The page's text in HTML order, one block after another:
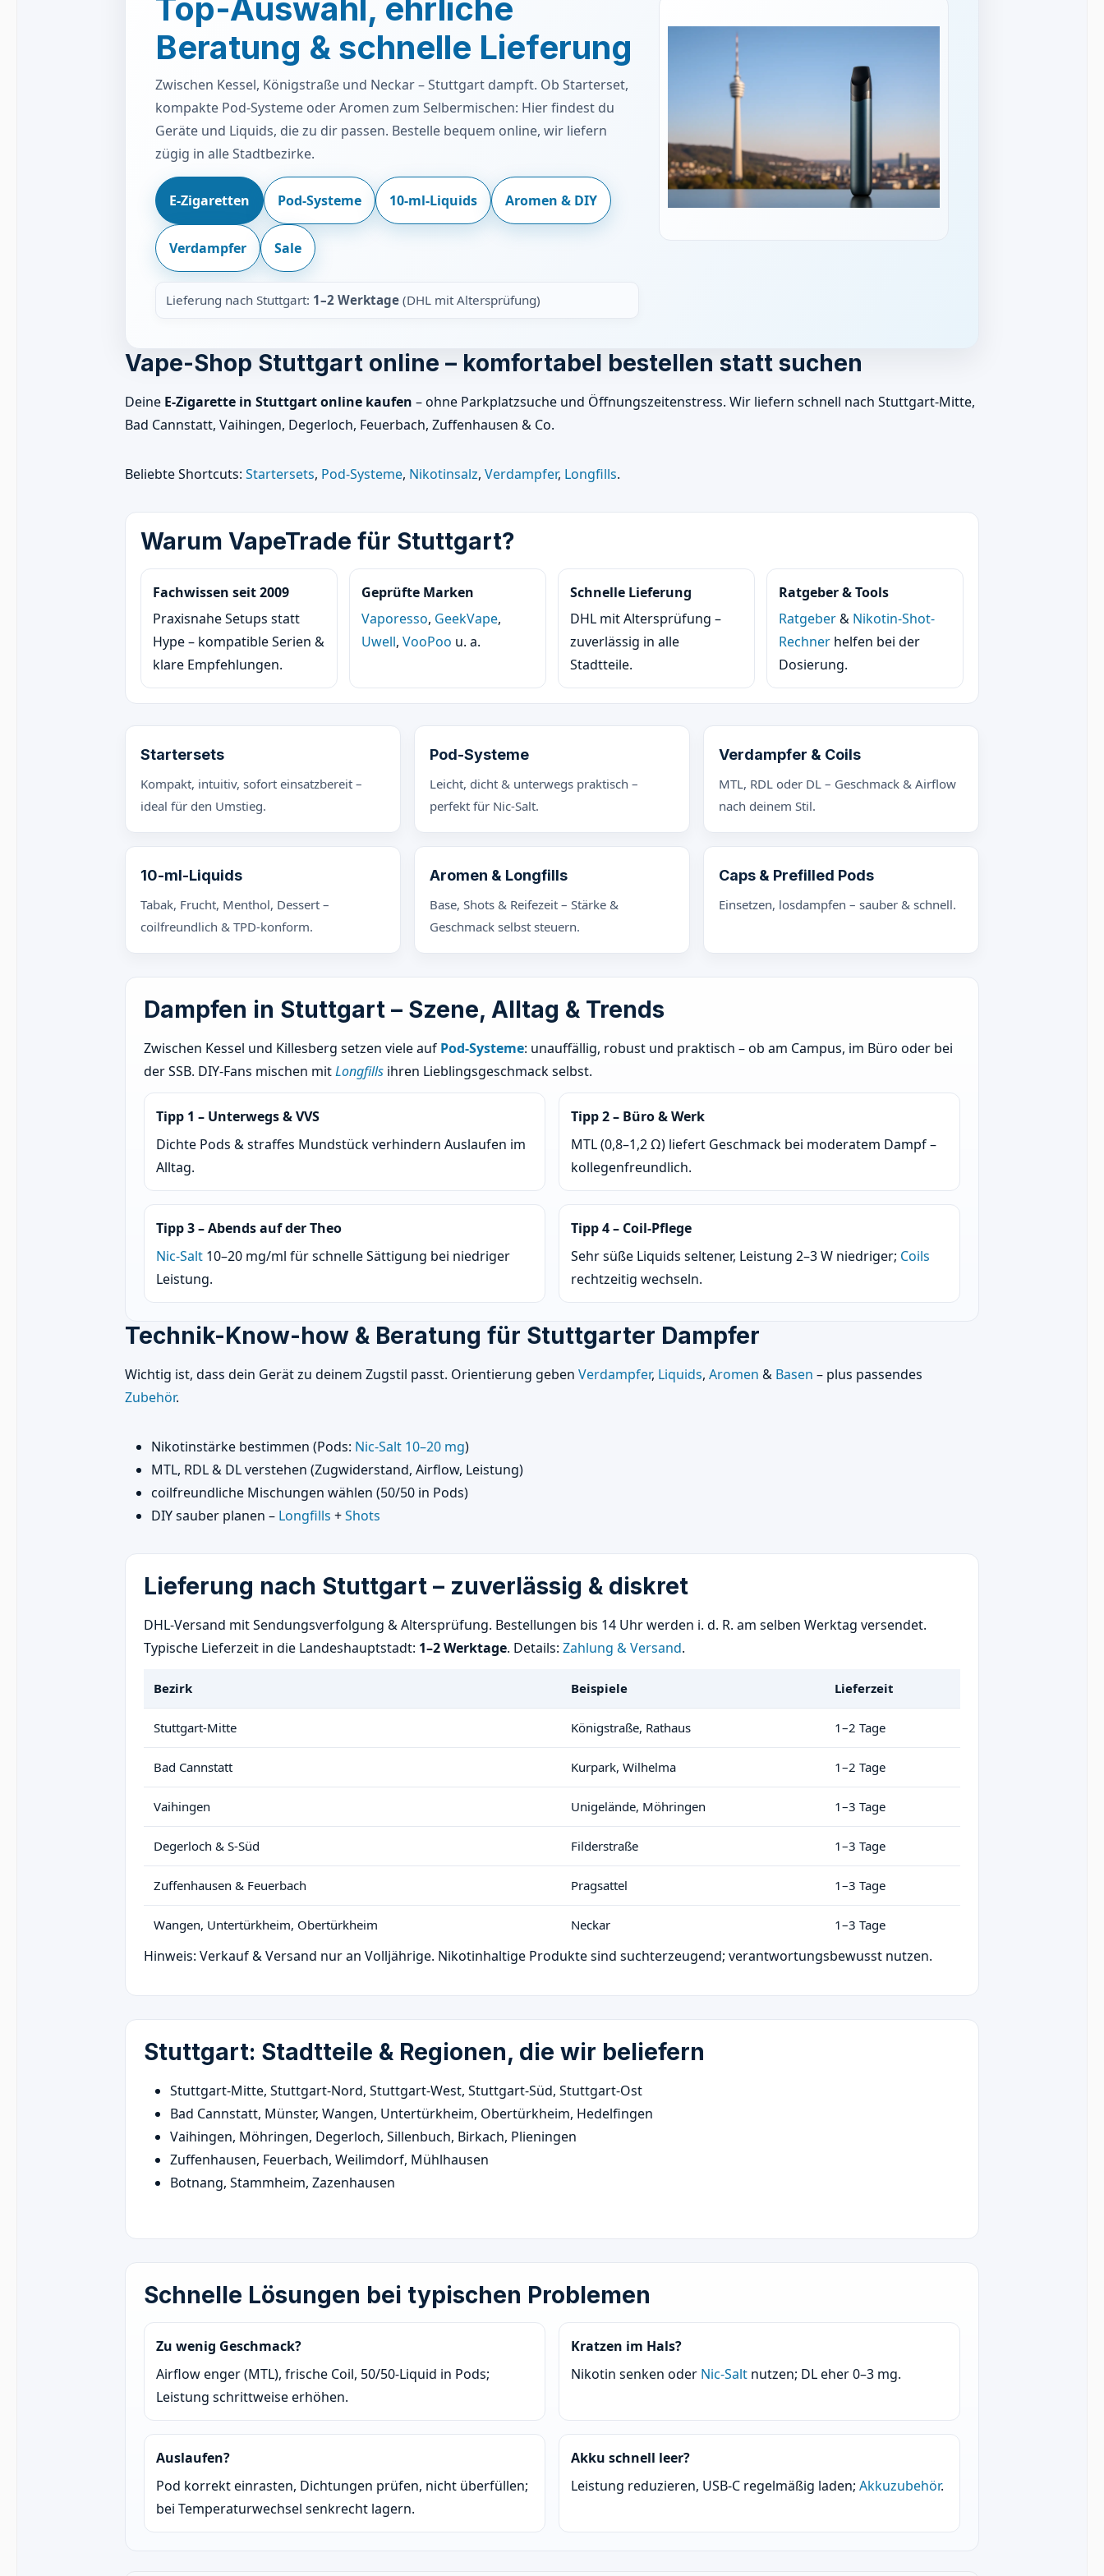
Top-Auswahl, ehrliche
Beratung & schnelle Lieferung
Zwischen Kessel, Königstraße und Neckar – Stuttgart dampft. Ob Starterset,
kompakte Pod-Systeme oder Aromen zum Selbermischen: Hier findest du
Geräte und Liquids, die zu dir passen. Bestelle bequem online, wir liefern
zügig in alle Stadtbezirke.
E-Zigaretten Pod-Systeme 10-ml-Liquids Aromen & DIY
Verdampfer Sale
Lieferung nach Stuttgart: 1–2 Werktage (DHL mit Altersprüfung)
Vape-Shop Stuttgart online – komfortabel bestellen statt suchen
Deine E-Zigarette in Stuttgart online kaufen – ohne Parkplatzsuche und Öffnungszeitenstress. Wir liefern schnell nach Stuttgart-Mitte,
Bad Cannstatt, Vaihingen, Degerloch, Feuerbach, Zuffenhausen & Co.
Beliebte Shortcuts: Startersets, Pod-Systeme, Nikotinsalz, Verdampfer, Longfills.
Warum VapeTrade für Stuttgart?
Fachwissen seit 2009
Praxisnahe Setups statt
Hype – kompatible Serien &
klare Empfehlungen.
Geprüfte Marken
Vaporesso, GeekVape,
Uwell, VooPoo u. a.
Schnelle Lieferung
DHL mit Altersprüfung –
zuverlässig in alle
Stadtteile.
Ratgeber & Tools
Ratgeber& Nikotin-Shot-
Rechner helfen bei der
Dosierung.
Startersets
Kompakt, intuitiv, sofort einsatzbereit –
ideal für den Umstieg.
Pod-Systeme
Leicht, dicht & unterwegs praktisch –
perfekt für Nic-Salt.
Verdampfer & Coils
MTL, RDL oder DL – Geschmack & Airflow
nach deinem Stil.
10-ml-Liquids
Tabak, Frucht, Menthol, Dessert –
coilfreundlich & TPD-konform.
Aromen & Longfills
Base, Shots & Reifezeit – Stärke &
Geschmack selbst steuern.
Caps & Prefilled Pods
Einsetzen, losdampfen – sauber & schnell.
Dampfen in Stuttgart – Szene, Alltag & Trends
Zwischen Kessel und Killesberg setzen viele auf Pod-Systeme: unauffällig, robust und praktisch – ob am Campus, im Büro oder bei
der SSB. DIY-Fans mischen mitLongfills ihren Lieblingsgeschmack selbst.
Tipp 1 – Unterwegs & VVS
Dichte Pods & straffes Mundstück verhindern Auslaufen im
Alltag.
Tipp 2 – Büro & Werk
MTL (0,8–1,2 Ω) liefert Geschmack bei moderatem Dampf –
kollegenfreundlich.
Tipp 3 – Abends auf der Theo
Nic-Salt 10–20 mg/ml für schnelle Sättigung bei niedriger
Leistung.
Tipp 4 – Coil-Pflege
Sehr süße Liquids seltener, Leistung 2–3 W niedriger; Coils
rechtzeitig wechseln.
Technik-Know-how & Beratung für Stuttgarter Dampfer
Wichtig ist, dass dein Gerät zu deinem Zugstil passt. Orientierung geben Verdampfer, Liquids, Aromen & Basen – plus passendes
Zubehör.
Nikotinstärke bestimmen (Pods: Nic-Salt 10–20 mg)
MTL, RDL & DL verstehen (Zugwiderstand, Airflow, Leistung)
coilfreundliche Mischungen wählen (50/50 in Pods)
DIY sauber planen – Longfills +Shots
Lieferung nach Stuttgart – zuverlässig & diskret
DHL-Versand mit Sendungsverfolgung & Altersprüfung. Bestellungen bis 14 Uhr werden i. d. R. am selben Werktag versendet.
Typische Lieferzeit in die Landeshauptstadt: 1–2 Werktage. Details: Zahlung & Versand.
Bezirk Beispiele Lieferzeit
Stuttgart-Mitte Königstraße, Rathaus 1–2 Tage
Bad Cannstatt Kurpark, Wilhelma 1–2 Tage
Vaihingen Unigelände, Möhringen 1–3 Tage
Degerloch & S-Süd Filderstraße 1–3 Tage
Zuffenhausen & Feuerbach Pragsattel 1–3 Tage
Wangen, Untertürkheim, Obertürkheim Neckar 1–3 Tage
Hinweis: Verkauf & Versand nur an Volljährige. Nikotinhaltige Produkte sind suchterzeugend; verantwortungsbewusst nutzen.
Stuttgart: Stadtteile & Regionen, die wir beliefern
Stuttgart-Mitte, Stuttgart-Nord, Stuttgart-West, Stuttgart-Süd, Stuttgart-Ost
Bad Cannstatt, Münster, Wangen, Untertürkheim, Obertürkheim, Hedelfingen
Vaihingen, Möhringen, Degerloch, Sillenbuch, Birkach, Plieningen
Zuffenhausen, Feuerbach, Weilimdorf, Mühlhausen
Botnang, Stammheim, Zazenhausen
Schnelle Lösungen bei typischen Problemen
Zu wenig Geschmack?
Airflow enger (MTL), frische Coil, 50/50-Liquid in Pods;
Leistung schrittweise erhöhen.
Kratzen im Hals?
Nikotin senken oder Nic-Salt nutzen; DL eher 0–3 mg.
Auslaufen?
Pod korrekt einrasten, Dichtungen prüfen, nicht überfüllen;
bei Temperaturwechsel senkrecht lagern.
Akku schnell leer?
Leistung reduzieren, USB-C regelmäßig laden; Akkuzubehör.